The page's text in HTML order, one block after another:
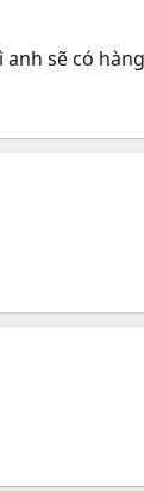
sẽ có